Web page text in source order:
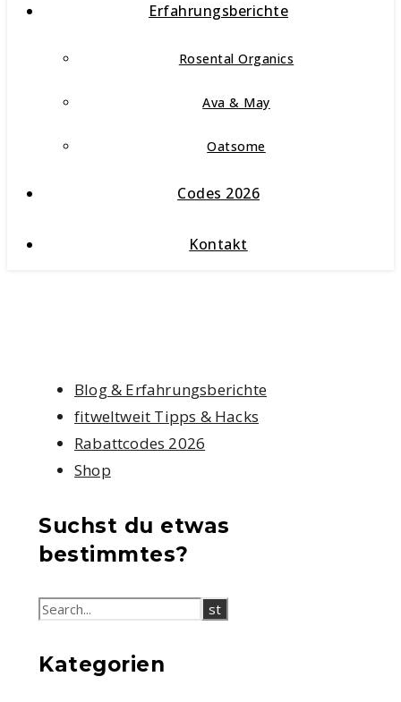
Erfahrungsberichte
Rosental Organics
Ava & May
Oatsome
Codes 2026
Kontakt
Blog & Erfahrungsberichte
fitweltweit Tipps & Hacks
Rabattcodes 2026
Shop
Suchst du etwas
bestimmtes?
Kategorien